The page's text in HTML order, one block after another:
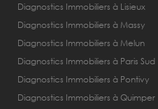
Diagnostics Immobiliers à Lisieux
Diagnostics Immobiliers à Massy
Diagnostics Immobiliers à Melun
Diagnostics Immobiliers à Paris Sud
Diagnostics Immobiliers à Pontivy
Diagnostics Immobiliers à Quimper